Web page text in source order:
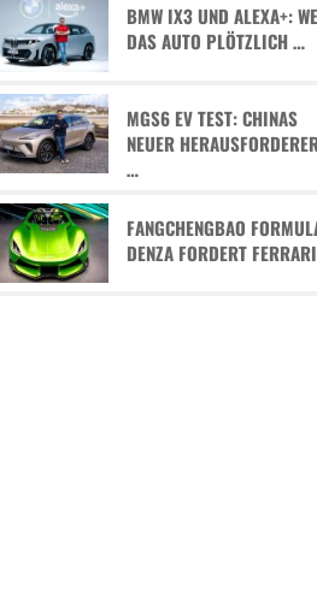
BMW IX3 UND ALEXA+:
DAS AUTO PLÖTZLICH …
MGS6 EV TEST: CHINAS
NEUER
…
FANGCHENGBAO
DENZA FORDERT